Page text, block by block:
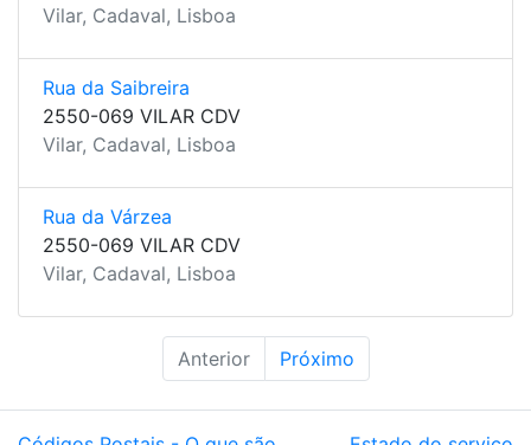
Vilar, Cadaval, Lisboa
Rua da Saibreira
2550-069 VILAR CDV
Vilar, Cadaval, Lisboa
Rua da Várzea
2550-069 VILAR CDV
Vilar, Cadaval, Lisboa
Anterior Próximo